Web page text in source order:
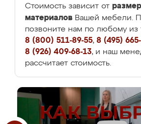
Стоимость зависит от
материалов Вашей мебели.
позвоните нам по любому из
8 (800) 511-89-55, 8 (495)
8 (926) 409-68-13, и наш
рассчитает стоимость.